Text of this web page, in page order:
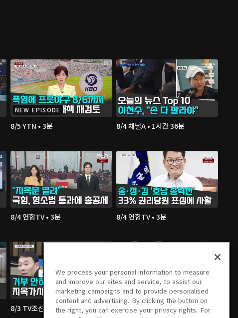
NEW EPISODE
8/5 YTN • 3분 8/4 채널A • 1시간 36분
8/4 연합TV • 3분 8/4 연합TV • 3분
8/3 TV조선 • 3분 8/3 채널A • 1시간 36분
We process your personal information to measure
and improve our sites and service, to assist our
marketing campaigns and to provide personalised
content and advertising. By clicking the button on
the right, you can exercise your privacy rights. For